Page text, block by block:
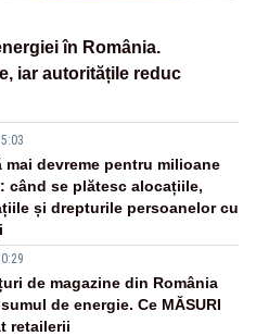
în România.
iar autoritățile reduc
mai devreme pentru milioane
când se plătesc alocațiile,
și drepturile persoanelor cu
de magazine din România
de energie. Ce MĂSURI
retailerii